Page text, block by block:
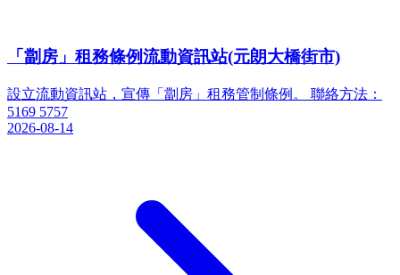
「劏房」租務條例流動資訊站(元朗大橋街市)
設立流動資訊站，宣傳「劏房」租務管制條例。 聯絡方法：
5169 5757
2026-08-14